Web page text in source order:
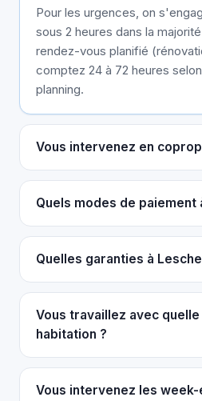
Pour les urgences, on
sous 2 heures dans la
rendez-vous planifié
comptez 24 à 72 heures
planning.
Vous intervenez en
Quels modes de paiement
Quelles garanties à
Vous travaillez avec
habitation ?
Vous intervenez les week-